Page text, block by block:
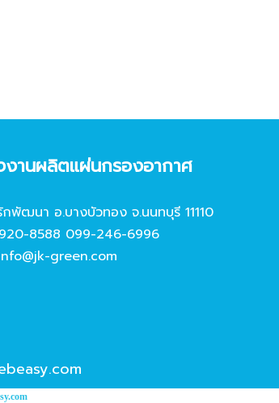
งานผลิตแผ่นกรองอากาศ
พัฒนา อ.บางบัวทอง จ.นนทบุรี 11110
8588 099-246-6996
green.com